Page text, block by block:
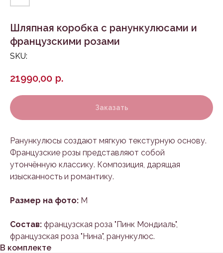
Шляпная коробка с ранункулюсами и
французскими розами
SKU:
21990,00 р.
Заказать
Ранункулюсы создают мягкую текстурную основу.
Французские розы представляют собой
утончённую классику. Композиция, дарящая
изысканность и романтику.
Размер на фото: M
Состав: французская роза "Пинк Мондиаль",
французская роза "Нина", ранункулюс.
В комплекте